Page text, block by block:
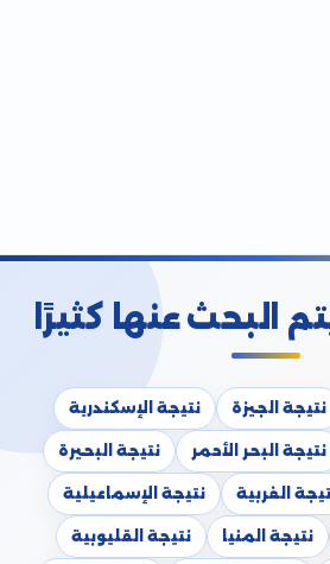
البحث عنها كثيرًا
نتيجة الجيزة نتيجة الإسكندرية
نتيجة البحر الأحمر نتيجة البحيرة
الغربية نتيجة الإسماعيلية
نتيجة المنيا نتيجة القليوبية